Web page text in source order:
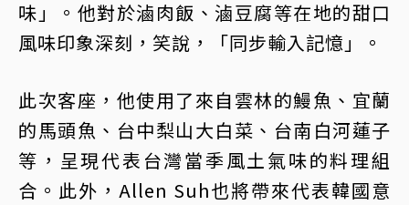
味」。他對於滷肉飯、滷豆腐等在地的甜口
風味印象深刻，笑說，「同步輸入記憶」。
此次客座，他使用了來自雲林的鰻魚、宜蘭
的馬頭魚、台中梨山大白菜、台南白河蓮子
等，呈現代表台灣當季風土氣味的料理組
合。此外，Allen Suh也將帶來代表韓國意